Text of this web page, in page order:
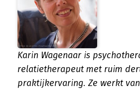
Karin Wagenaar is
relatietherapeut met ruim
praktijkervaring. Ze werkt